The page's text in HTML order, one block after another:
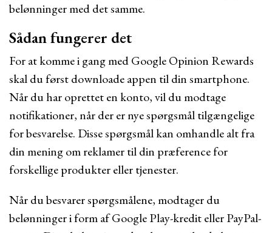
belønninger med det samme.
Sådan fungerer det
For at komme i gang med Google Opinion Rewards
skal du først downloade appen til din smartphone.
Når du har oprettet en konto, vil du modtage
notifikationer, når der er nye spørgsmål tilgængelige
for besvarelse. Disse spørgsmål kan omhandle alt fra
din mening om reklamer til din præference for
forskellige produkter eller tjenester.
Når du besvarer spørgsmålene, modtager du
belønninger i form af Google Play-kredit eller PayPal-